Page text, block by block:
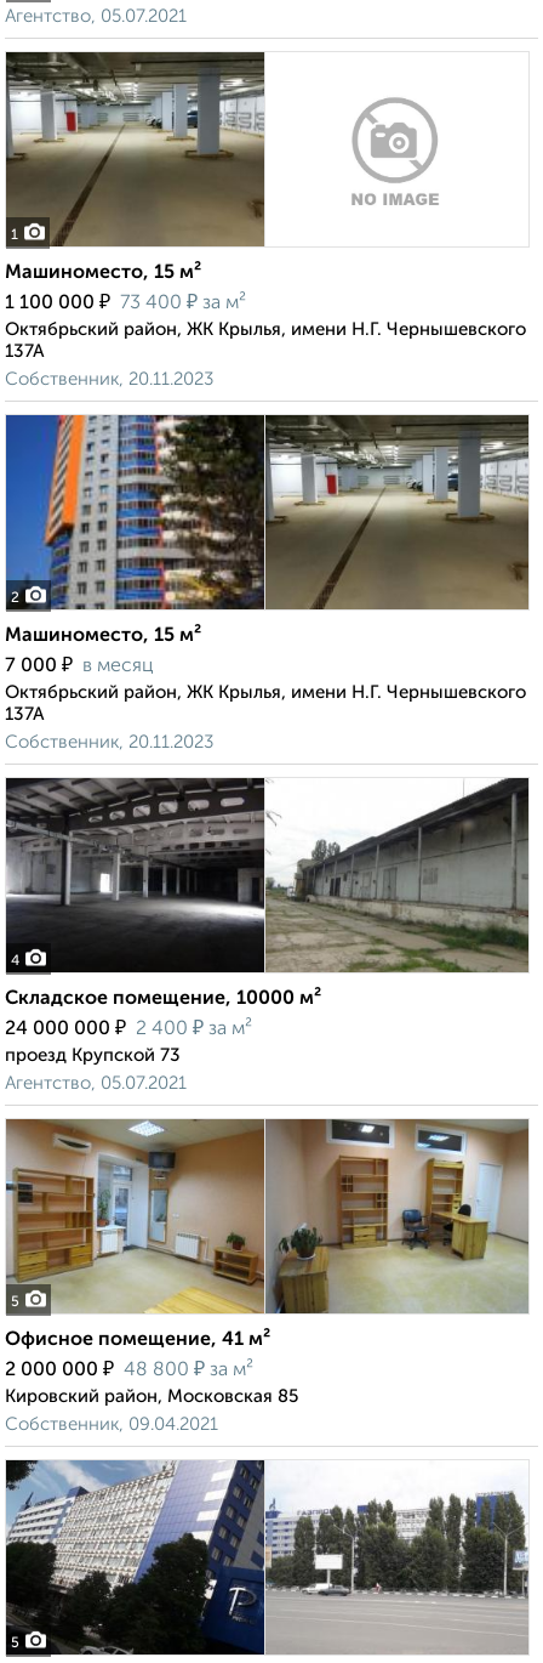
Агентство, 05.07.2021
1
Машиноместо, 15 м²
1 100 000 ₽ 73 400 ₽ за м²
Октябрьский район, ЖК Крылья, имени Н.Г. Чернышевского
137А
Собственник, 20.11.2023
2
Машиноместо, 15 м²
7 000 ₽ в месяц
Октябрьский район, ЖК Крылья, имени Н.Г. Чернышевского
137А
Собственник, 20.11.2023
4
Складское помещение, 10000 м²
24 000 000 ₽ 2 400 ₽ за м²
проезд Крупской 73
Агентство, 05.07.2021
5
Офисное помещение, 41 м²
2 000 000 ₽ 48 800 ₽ за м²
Кировский район, Московская 85
Собственник, 09.04.2021
5